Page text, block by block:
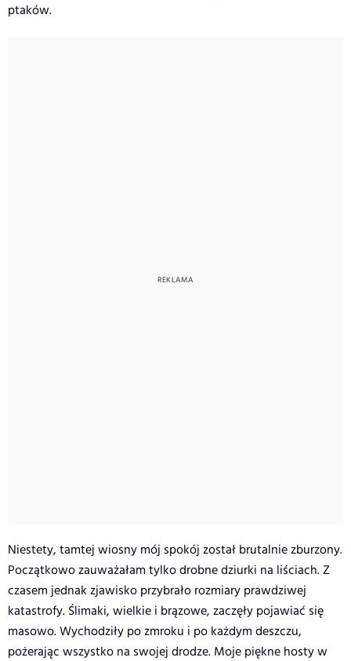
ptaków.
Niestety, tamtej wiosny mój spokój został brutalnie zburzony.
Początkowo zauważałam tylko drobne dziurki na liściach. Z
czasem jednak zjawisko przybrało rozmiary prawdziwej
katastrofy. Ślimaki, wielkie i brązowe, zaczęły pojawiać się
masowo. Wychodziły po zmroku i po każdym deszczu,
pożerając wszystko na swojej drodze. Moje piękne hosty w